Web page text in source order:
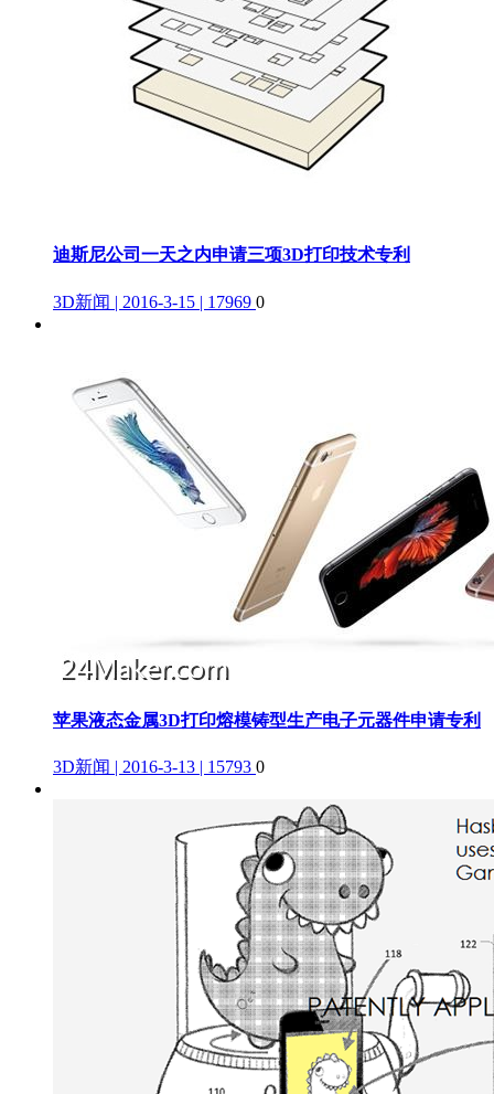
迪斯尼公司一天之内申请三项3D打印技术专利
3D新闻 | 2016-3-15 | 17969 0
苹果液态金属3D打印熔模铸型生产电子元器件申请专利
3D新闻 | 2016-3-13 | 15793 0